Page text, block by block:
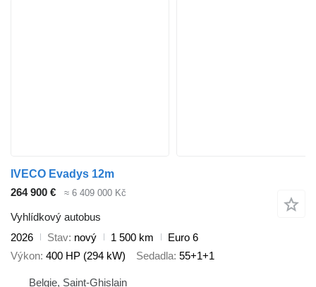
IVECO Evadys 12m
264 900 €
≈ 6 409 000 Kč
Vyhlídkový autobus
2026
Stav nový 1 500 km
Euro 6
Výkon 400 HP (294 kW) Sedadla 55+1+1
Belgie, Saint-Ghislain